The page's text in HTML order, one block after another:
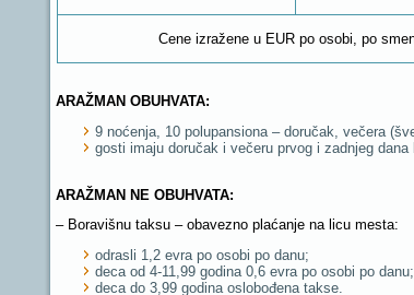
Cene izražene u EUR po osobi, po
ARAŽMAN OBUHVATA:
9 noćenja, 10 polupansiona – doručak, večera
gosti imaju doručak i večeru prvog i zadnjeg
ARAŽMAN NE OBUHVATA:
– Boravišnu taksu – obavezno plaćanje na licu mesta:
odrasli 1,2 evra po osobi po danu;
deca od 4-11,99 godina 0,6 evra po osobi po danu;
deca do 3,99 godina oslobođena takse.